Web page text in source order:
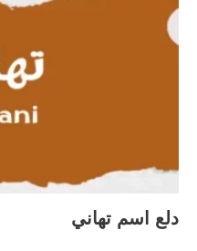
دلع اسم تهاني